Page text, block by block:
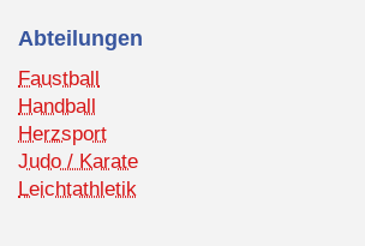
Abteilungen
Faustball
Handball
Herzsport
Judo / Karate
Leichtathletik